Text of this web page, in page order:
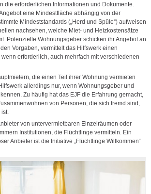
die erforderlichen Informationen und Dokumente.
eine Mindestfläche abhängig von der
Mindeststandards („Herd und Spüle“) aufweisen
nachsehen, welche Miet- und Heizkostensätze
Potenzielle Wohnungsgeber schicken ihr Angebot an
Vorgaben, vermittelt das Hilfswerk einen
erforderlich, auch mehrfach mit verschiedenen
die einen Teil ihrer Wohnung vermieten
allerdings nur, wenn Wohnungsgeber und
Zu häufig hat das EJF die Erfahrung gemacht,
von Personen, die sich fremd sind,
ist.
von untervermietbaren Einzelräumen oder
Institutionen, die Flüchtlinge vermitteln. Ein
Anbieter ist die Initiative „Flüchtlinge Willkommen“